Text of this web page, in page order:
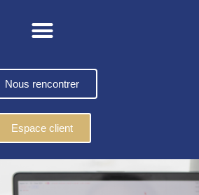
Nous rencontrer
Espace client